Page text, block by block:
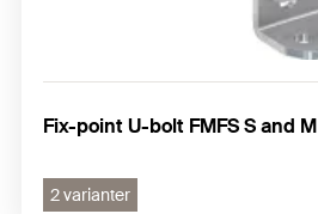
Fix-point U-bolt FMFS S and M
2 varianter